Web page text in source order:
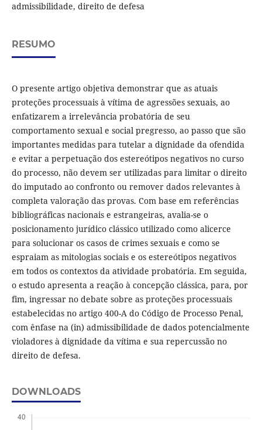
admissibilidade, direito de defesa
RESUMO
O presente artigo objetiva demonstrar que as atuais
proteções processuais à vítima de agressões sexuais, ao
enfatizarem a irrelevância probatória de seu
comportamento sexual e social pregresso, ao passo que são
importantes medidas para tutelar a dignidade da ofendida
e evitar a perpetuação dos estereótipos negativos no curso
do processo, não devem ser utilizadas para limitar o direito
do imputado ao confronto ou remover dados relevantes à
completa valoração das provas. Com base em referências
bibliográficas nacionais e estrangeiras, avalia-se o
posicionamento jurídico clássico utilizado como alicerce
para solucionar os casos de crimes sexuais e como se
espraiam as mitologias sociais e os estereótipos negativos
em todos os contextos da atividade probatória. Em seguida,
o estudo apresenta a reação à concepção clássica, para, por
fim, ingressar no debate sobre as proteções processuais
estabelecidas no artigo 400-A do Código de Processo Penal,
com ênfase na (in) admissibilidade de dados potencialmente
violadores à dignidade da vítima e sua repercussão no
direito de defesa.
DOWNLOADS